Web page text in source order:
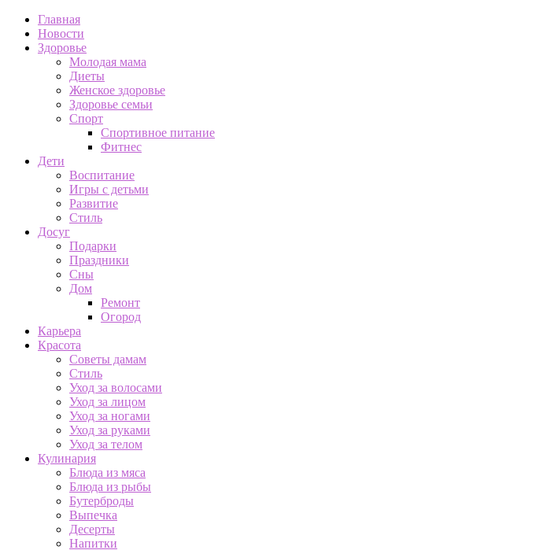
Главная
Новости
Здоровье
Молодая мама
Диеты
Женское здоровье
Здоровье семьи
Спорт
Спортивное питание
Фитнес
Дети
Воспитание
Игры с детьми
Развитие
Стиль
Досуг
Подарки
Праздники
Сны
Дом
Ремонт
Огород
Карьера
Красота
Советы дамам
Стиль
Уход за волосами
Уход за лицом
Уход за ногами
Уход за руками
Уход за телом
Кулинария
Блюда из мяса
Блюда из рыбы
Бутерброды
Выпечка
Десерты
Напитки